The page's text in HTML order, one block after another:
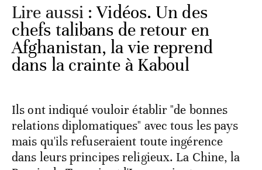
Lire aussi :Vidéos. Un des
chefs talibans de retour en
Afghanistan, la vie reprend
dans la crainte à Kaboul
Ils ont indiqué vouloir établir "de bonnes
relations diplomatiques" avec tous les pays
mais qu'ils refuseraient toute ingérence
dans leurs principes religieux. La Chine, la